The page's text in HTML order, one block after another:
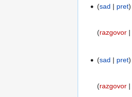
sad pret
razgovor
sad pret
razgovor